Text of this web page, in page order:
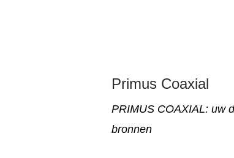
Primus Coaxial
PRIMUS COAXIAL: uw
bronnen